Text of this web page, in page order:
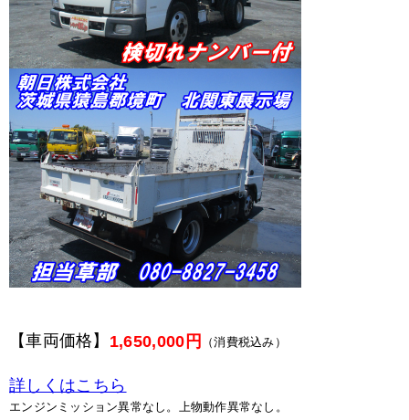
【車両価格】 1,650,000円 （消費税込み）
詳しくはこちら
エンジンミッション異常なし。上物動作異常なし。